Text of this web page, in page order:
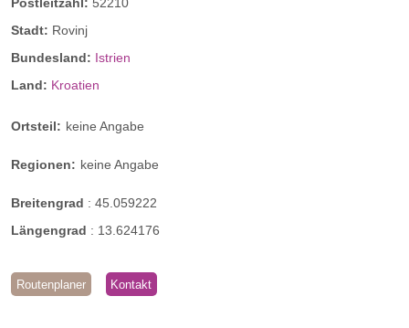
Stadt: Rovinj
Bundesland: Istrien
Land: Kroatien
Ortsteil: keine Angabe
Regionen: keine Angabe
Breitengrad : 45.059222
Längengrad : 13.624176
Routenplaner Kontakt